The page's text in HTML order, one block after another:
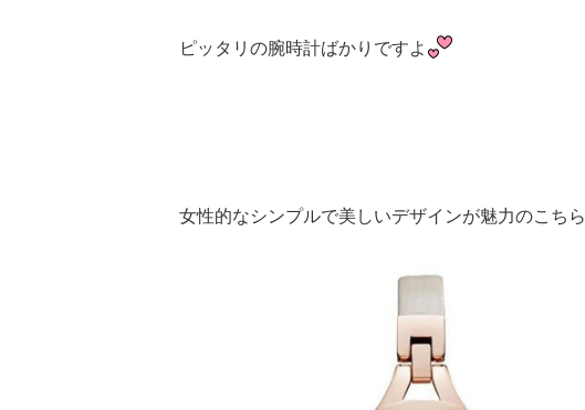
ピッタリの腕時計ばかりですよ
女性的なシンプルで美しいデザインが魅力のこちら